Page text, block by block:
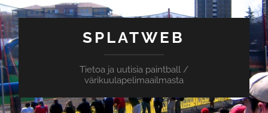
SPLATWEB
Tietoa ja uutisia paintball /
värikuulapelimaailmasta